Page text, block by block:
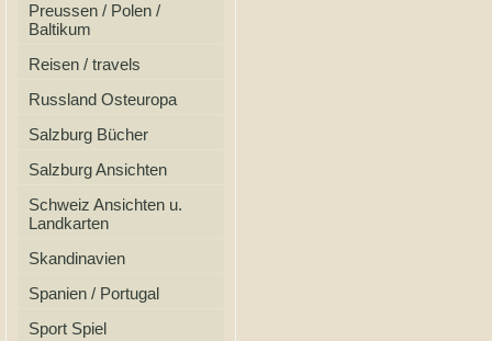
Preussen / Polen /
Baltikum
Reisen / travels
Russland Osteuropa
Salzburg Bücher
Salzburg Ansichten
Schweiz Ansichten u.
Landkarten
Skandinavien
Spanien / Portugal
Sport Spiel